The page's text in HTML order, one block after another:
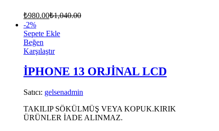
₺980.00₺1,040.00
-2%
Sepete Ekle
Beğen
Karşılaştır
İPHONE 13 ORJİNAL LCD
Satıcı: gelsenadmin
TAKILIP SÖKÜLMÜŞ VEYA KOPUK.KIRIK
ÜRÜNLER İADE ALINMAZ.